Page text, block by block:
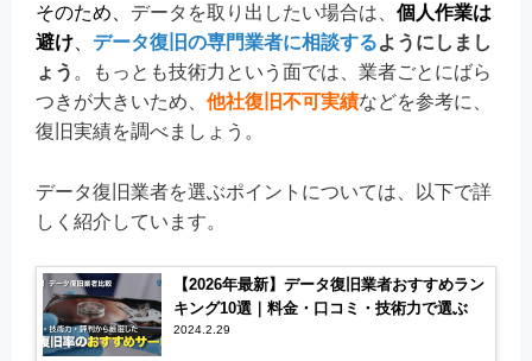
そのため、 データを取り出したい場合は、 個人作業は
避け
データ復旧の専門業者に相談するようにしまし
ょう 。もっとも技術力という面では、業者ごとにばら
つきが大きいため、 他社復旧不可実績などを参考に、
復旧実績を調べましょう。
データ復旧業者を選ぶポイントについては、以下で詳
しく紹介しています。
【2026年最新】データ復旧業者おすすめラン
キング10選｜料金・口コミ・技術力で選ぶ
2024.2.29